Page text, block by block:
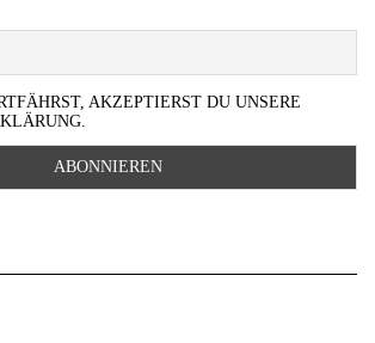
AKZEPTIERST DU UNSERE